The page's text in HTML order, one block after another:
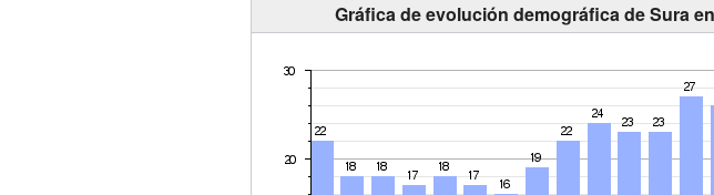
Gráfica de evolución demográfica de Sura